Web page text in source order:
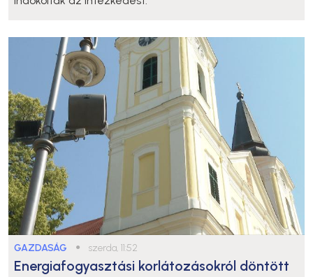
GAZDASÁG ● szerda, 11:52
Energiafogyasztási korlátozásokról döntött